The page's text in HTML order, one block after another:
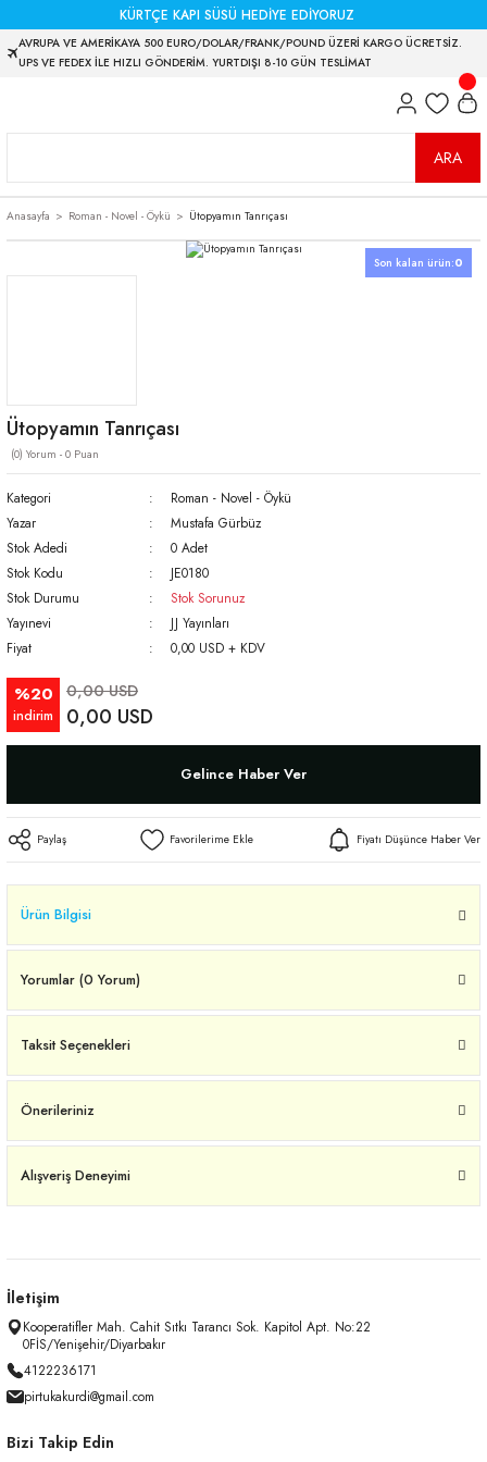
KÜRTÇE KAPI SÜSÜ HEDİYE EDİYORUZ
AVRUPA VE AMERİKAYA 500 EURO/DOLAR/FRANK/POUND ÜZERİ KARGO ÜCRETSİZ.
UPS VE FEDEX İLE HIZLI GÖNDERİM. YURTDIŞI 8-10 GÜN TESLİMAT
ARA
Anasayfa Roman - Novel - Öykü Ütopyamın Tanrıçası
Son kalan ürün:0
Ütopyamın Tanrıçası
(0) Yorum - 0 Puan
Kategori
Roman - Novel - Öykü
Yazar
Mustafa Gürbüz
Stok Adedi
0 Adet
Stok Kodu
JE0180
Stok Durumu
Stok Sorunuz
Yayınevi
JJ Yayınları
Fiyat
0,00 USD + KDV
%20
indirim
0,00 USD
0,00 USD
Gelince Haber Ver
Paylaş Fiyatı Düşünce Haber Ver
Ürün Bilgisi
Yorumlar (0 Yorum)
Taksit Seçenekleri
Önerileriniz
Alışveriş Deneyimi
İletişim
Kooperatifler Mah. Cahit Sıtkı Tarancı Sok. Kapitol Apt. No:22
0FİS/Yenişehir/Diyarbakır
4122236171
pirtukakurdi@gmail.com
Bizi Takip Edin